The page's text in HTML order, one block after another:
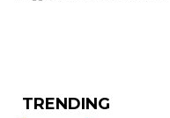
TRENDING